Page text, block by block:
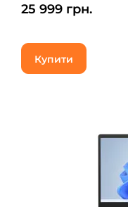
25 999 грн.
Купити